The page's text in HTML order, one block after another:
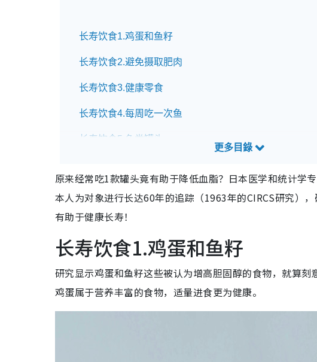
长寿饮食1.鸡蛋和鱼籽
长寿饮食2.避免摄取肥肉
长寿饮食3.健康零食
长寿饮食4.每周吃一次鱼
长寿饮食5.鱼类罐头
原来经常吃1款罐头竟有助于降低血脂？日本医学和统计学
本人为对象进行长达60年的追踪（1963年的CIRCS研究）
有助于健康长寿！
长寿饮食1.鸡蛋和鱼籽
研究显示鸡蛋和鱼籽这些被认为增高胆固醇的食物，就算
鸡蛋属于营养丰富的食物，适量进食更为健康。